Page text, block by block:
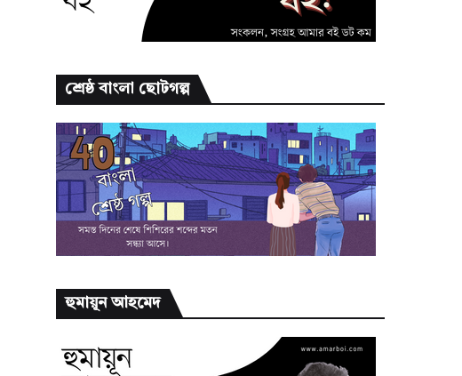
শ্রেষ্ঠ বাংলা ছোটগল্প
হুমায়ূন আহমেদ